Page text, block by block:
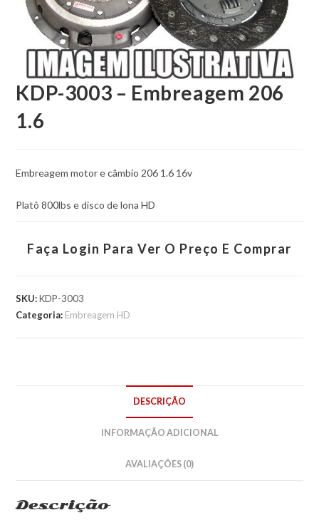
KDP-3003 – Embreagem 206
1.6
Embreagem motor e câmbio 206 1.6 16v
Platô 800lbs e disco de lona HD
Faça Login Para Ver O Preço E Comprar
SKU:KDP-3003
Categoria: Embreagem HD
DESCRIÇÃO
INFORMAÇÃO ADICIONAL
AVALIAÇÕES (0)
Descrição